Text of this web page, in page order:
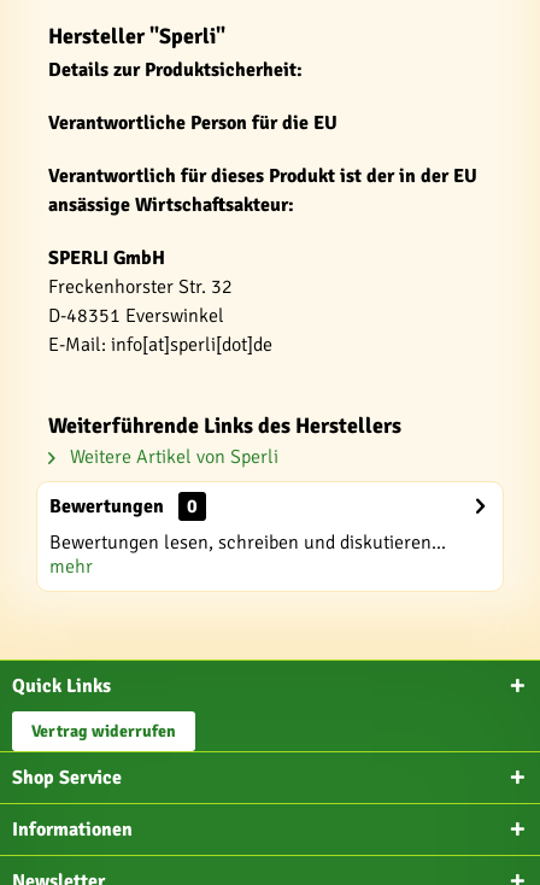
Hersteller "Sperli"
Details zur Produktsicherheit:
Verantwortliche Person für die EU
Verantwortlich für dieses Produkt ist der in der EU
ansässige Wirtschaftsakteur:
SPERLI GmbH
Freckenhorster Str. 32
D-48351 Everswinkel
E-Mail: info[at]sperli[dot]de
Weiterführende Links des Herstellers
Weitere Artikel von Sperli
Bewertungen
0
Bewertungen lesen, schreiben und diskutieren...
mehr
Quick Links
Vertrag widerrufen
Shop Service
Informationen